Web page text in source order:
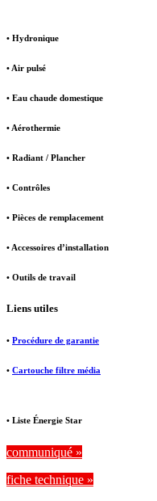
• Hydronique
• Air pulsé
• Eau chaude domestique
• Aérothermie
• Radiant / Plancher
• Contrôles
• Pièces de remplacement
• Accessoires d’installation
• Outils de travail
Liens utiles
• Procédure de garantie
• Cartouche filtre média
• Liste Énergie Star
communiqué »
fiche technique »